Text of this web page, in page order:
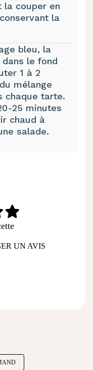
la couper en
la
bleu, la
le fond
1 à 2
mélange
chaque tarte.
25 minutes
chaud à
salade.
UN AVIS